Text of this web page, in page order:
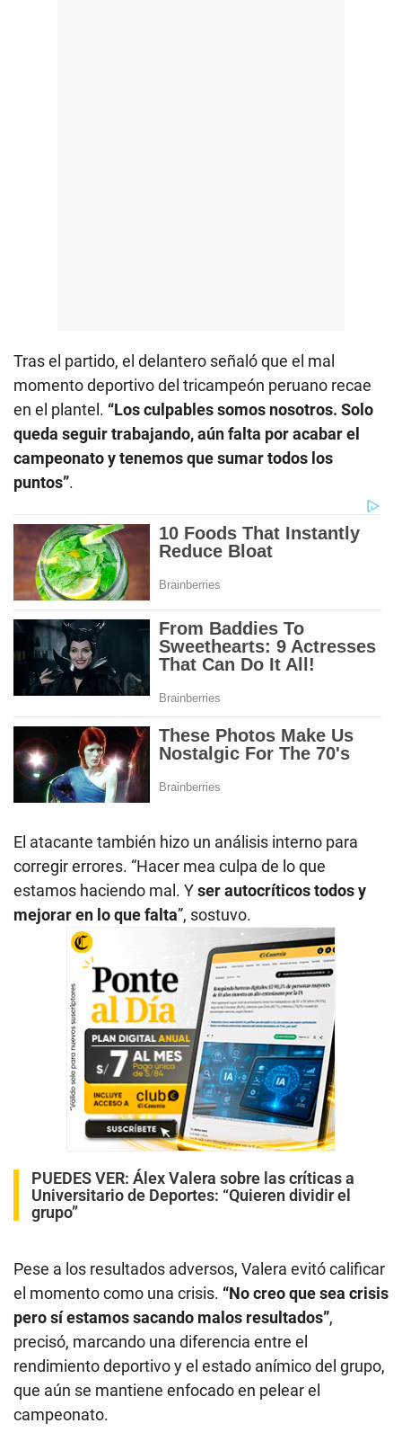
Tras el partido, el delantero señaló que el mal
momento deportivo del tricampeón peruano recae
en el plantel. “Los culpables somos nosotros. Solo
queda seguir trabajando, aún falta por acabar el
campeonato y tenemos que sumar todos los
puntos”.
El atacante también hizo un análisis interno para
corregir errores. “Hacer mea culpa de lo que
estamos haciendo mal. Yser autocríticos todos y
mejorar en lo que falta”, sostuvo.
PUEDES VER: Álex Valera sobre las críticas a
Universitario de Deportes: “Quieren dividir el
grupo”
Pese a los resultados adversos, Valera evitó calificar
el momento como una crisis. “No creo que sea crisis
pero sí estamos sacando malos resultados”,
precisó, marcando una diferencia entre el
rendimiento deportivo y el estado anímico del grupo,
que aún se mantiene enfocado en pelear el
campeonato.